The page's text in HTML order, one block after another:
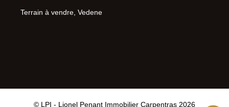
Terrain à vendre, Vedene
© LPI - Lionel Penant Immobilier Carpentras 2026